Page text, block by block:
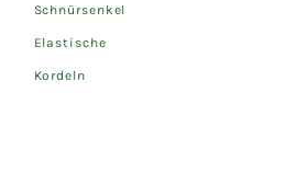
Schnürsenkel
Elastische
Kordeln